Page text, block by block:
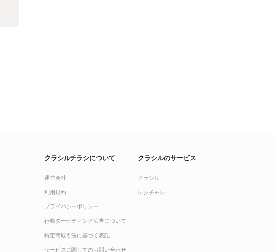
クラシルチラシについて
運営会社
利用規約
プライバシーポリシー
行動ターゲティング広告について
特定商取引法に基づく表記
サービスに関してのお問い合わせ
クラシルのサービス
クラシル
レシチャレ